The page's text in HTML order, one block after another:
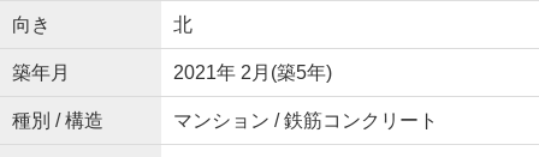
向き 北
築年月 2021年 2月(築5年)
種別 / 構造 マンション / 鉄筋コンクリート